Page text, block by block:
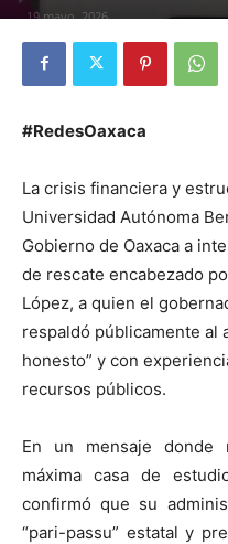
19 mayo, 2026
#RedesOaxaca
La crisis financiera y
Universidad Autónoma
Gobierno de Oaxaca a
de rescate encabezado
López, a quien el
respaldó públicamente al
honesto” y con
recursos públicos.
En un mensaje
máxima casa de
confirmó que su
“pari-passu” estatal y